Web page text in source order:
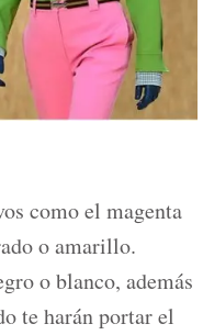
como el magenta
o amarillo.
o blanco, además
te harán portar el